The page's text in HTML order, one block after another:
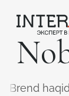
Brend